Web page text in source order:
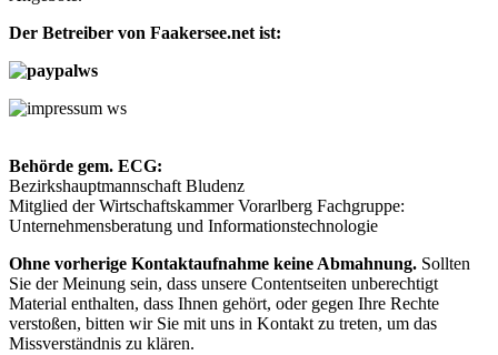
Der Betreiber von Faakersee.net ist:
Behörde gem. ECG:
Bezirkshauptmannschaft Bludenz
Mitglied der Wirtschaftskammer Vorarlberg Fachgruppe:
Unternehmensberatung und Informationstechnologie
Ohne vorherige Kontaktaufnahme keine Abmahnung. Sollten
Sie der Meinung sein, dass unsere Contentseiten unberechtigt
Material enthalten, dass Ihnen gehört, oder gegen Ihre Rechte
verstoßen, bitten wir Sie mit uns in Kontakt zu treten, um das
Missverständnis zu klären.